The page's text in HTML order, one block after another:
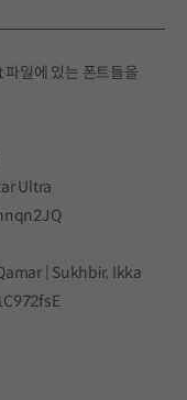
일에 있는 폰트들을
Ultra
| Sukhbir, Ikka